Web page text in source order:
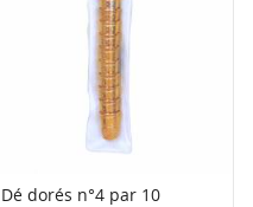
Dé dorés n°4 par 10